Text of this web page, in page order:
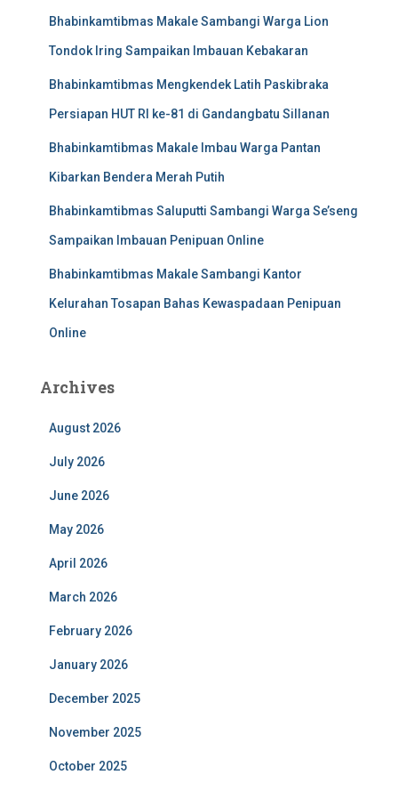
Bhabinkamtibmas Makale Sambangi Warga Lion
Tondok Iring Sampaikan Imbauan Kebakaran
Bhabinkamtibmas Mengkendek Latih Paskibraka
Persiapan HUT RI ke-81 di Gandangbatu Sillanan
Bhabinkamtibmas Makale Imbau Warga Pantan
Kibarkan Bendera Merah Putih
Bhabinkamtibmas Saluputti Sambangi Warga Se’seng
Sampaikan Imbauan Penipuan Online
Bhabinkamtibmas Makale Sambangi Kantor
Kelurahan Tosapan Bahas Kewaspadaan Penipuan
Online
Archives
August 2026
July 2026
June 2026
May 2026
April 2026
March 2026
February 2026
January 2026
December 2025
November 2025
October 2025